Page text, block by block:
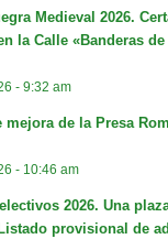
Medieval 2026.
la Calle «Banderas
- 9:32 am
mejora de la Presa
- 10:46 am
2026. Una
provisional de